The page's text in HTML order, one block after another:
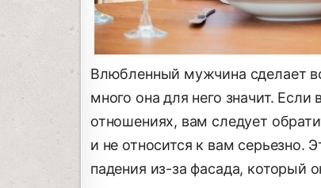
Влюбленный мужчина сделает
много она для него значит.
отношениях, вам следует
и не относится к вам серьезно.
падения из-за фасада, который